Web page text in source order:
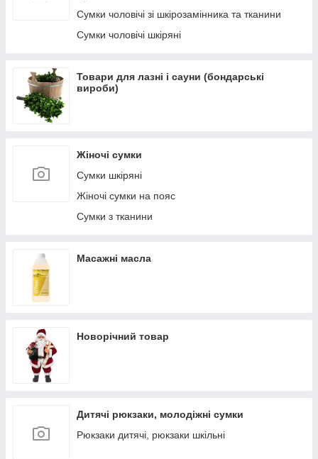
Сумки чоловічі зі шкірозамінника та тканини
Сумки чоловічі шкіряні
Товари для лазні і сауни (бондарські
вироби)
Жіночі сумки
Сумки шкіряні
Жіночі сумки на пояс
Сумки з тканини
Масажні масла
Новорічний товар
Дитячі рюкзаки, молодіжні сумки
Рюкзаки дитячі, рюкзаки шкільні